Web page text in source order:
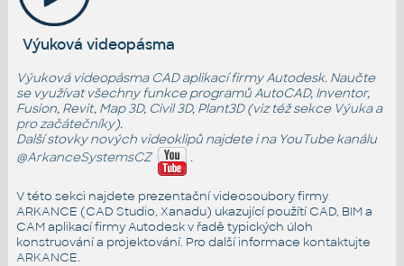
Výuková videopásma
Výuková videopásma CAD aplikací firmy Autodesk. Naučte
se využívat všechny funkce programů AutoCAD, Inventor,
Fusion, Revit, Map 3D, Civil 3D, Plant3D (viz též sekce Výukaa
pro začátečníky).
Další stovky nových videoklipů najdete i na YouTube kanálu
@ArkanceSystemsCZ
.
V této sekci najdete prezentační videosoubory firmy
ARKANCE (CAD Studio, Xanadu) ukazující použítí CAD, BIM a
CAM aplikací firmy Autodesk v řadě typických úloh
konstruování a projektování. Pro další informace kontaktujte
ARKANCE.